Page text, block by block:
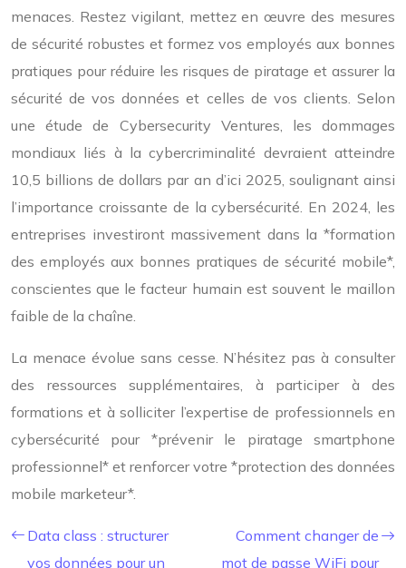
menaces. Restez vigilant, mettez en œuvre des mesures
de sécurité robustes et formez vos employés aux bonnes
pratiques pour réduire les risques de piratage et assurer la
sécurité de vos données et celles de vos clients. Selon
une étude de Cybersecurity Ventures, les dommages
mondiaux liés à la cybercriminalité devraient atteindre
10,5 billions de dollars par an d’ici 2025, soulignant ainsi
l’importance croissante de la cybersécurité. En 2024, les
entreprises investiront massivement dans la *formation
des employés aux bonnes pratiques de sécurité mobile*,
conscientes que le facteur humain est souvent le maillon
faible de la chaîne.
La menace évolue sans cesse. N’hésitez pas à consulter
des ressources supplémentaires, à participer à des
formations et à solliciter l’expertise de professionnels en
cybersécurité pour *prévenir le piratage smartphone
professionnel* et renforcer votre *protection des données
mobile marketeur*.
Data class : structurer
vos données pour un
Comment changer de
mot de passe WiFi pour